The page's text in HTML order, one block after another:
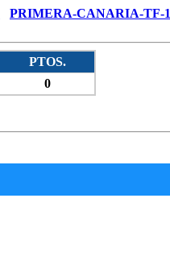
PRIMERA-CANARIA-TF-1
PTOS.
0